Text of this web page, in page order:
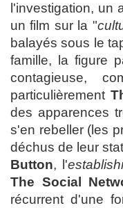
l'investigation, un
un film sur la "
balayés sous le
famille, la figure
contagieuse,
particulièrement
des apparences
s'en rebeller (les
déchus de leur
Button, l'
The Social
récurrent d'une